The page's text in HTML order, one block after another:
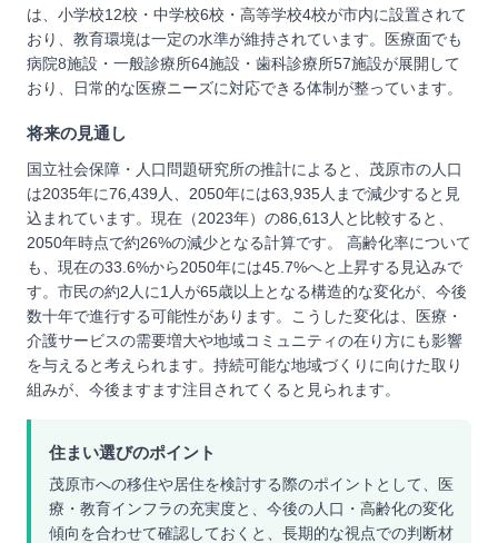
は、小学校12校・中学校6校・高等学校4校が市内に設置されて
おり、教育環境は一定の水準が維持されています。医療面でも
病院8施設・一般診療所64施設・歯科診療所57施設が展開して
おり、日常的な医療ニーズに対応できる体制が整っています。
将来の見通し
国立社会保障・人口問題研究所の推計によると、茂原市の人口
は2035年に76,439人、2050年には63,935人まで減少すると見
込まれています。現在（2023年）の86,613人と比較すると、
2050年時点で約26%の減少となる計算です。 高齢化率について
も、現在の33.6%から2050年には45.7%へと上昇する見込みで
す。市民の約2人に1人が65歳以上となる構造的な変化が、今後
数十年で進行する可能性があります。こうした変化は、医療・
介護サービスの需要増大や地域コミュニティの在り方にも影響
を与えると考えられます。持続可能な地域づくりに向けた取り
組みが、今後ますます注目されてくると見られます。
住まい選びのポイント
茂原市への移住や居住を検討する際のポイントとして、医
療・教育インフラの充実度と、今後の人口・高齢化の変化
傾向を合わせて確認しておくと、長期的な視点での判断材